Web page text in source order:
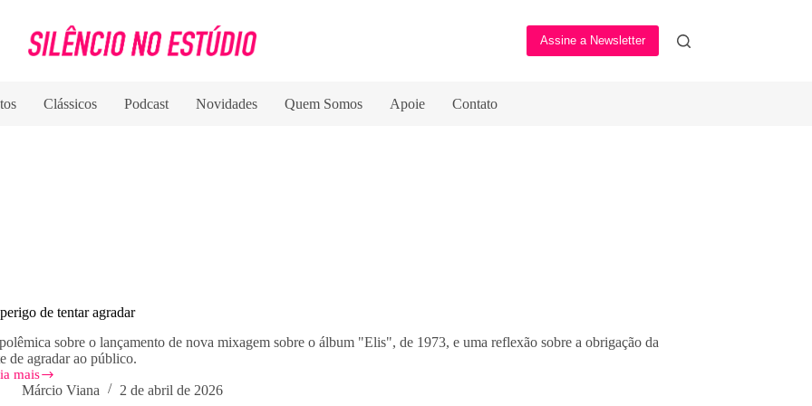
Assine a Newsletter
Clássicos Podcast Novidades Quem Somos Apoie Contato
de tentar agradar
sobre o lançamento de nova mixagem sobre o álbum "Elis", de 1973, e uma reflexão sobre a obrigação da
de agradar ao público.
mais
Márcio Viana 2 de abril de 2026